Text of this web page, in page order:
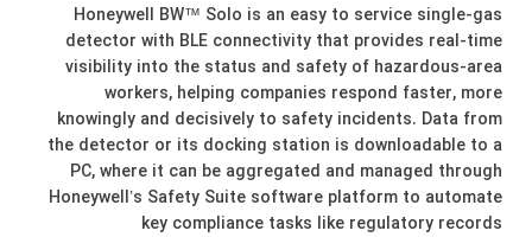
Honeywell BW™ Solo is an easy to service single-gas
detector with BLE connectivity that provides real-time
visibility into the status and safety of hazardous-area
workers, helping companies respond faster, more
knowingly and decisively to safety incidents. Data from
the detector or its docking station is downloadable to a
PC, where it can be aggregated and managed through
Honeywell’s Safety Suite software platform to automate
key compliance tasks like regulatory records